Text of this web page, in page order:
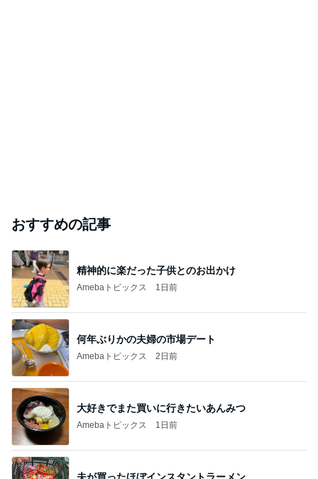
おすすめの記事
精神的に楽だった子供とのお出かけ
Amebaトピックス 1日前
何年ぶりかの夫婦の市場デート
Amebaトピックス 2日前
大好きでまた買いに行きたいあんみつ
Amebaトピックス 1日前
夫が買ったほぼインスタントラーメン